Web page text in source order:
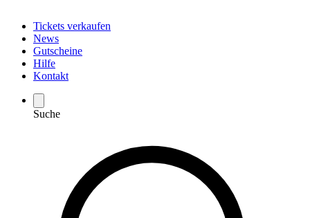
Tickets verkaufen
News
Gutscheine
Hilfe
Kontakt
Suche